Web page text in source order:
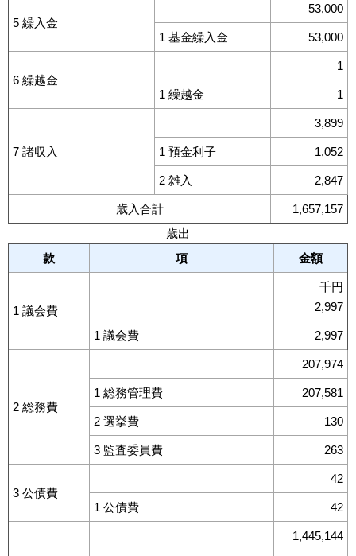
5 繰入金
53,000
1 基金繰入金 53,000
6 繰越金
1
1 繰越金 1
7 諸収入
3,899
1 預金利子 1,052
2 雑入 2,847
歳入合計
1,657,157
歳出
款
項 金額
1 議会費
千円
2,997
1 議会費 2,997
2 総務費
207,974
1 総務管理費 207,581
2 選挙費 130
3 監査委員費 263
3 公債費
42
1 公債費 42
1,445,144